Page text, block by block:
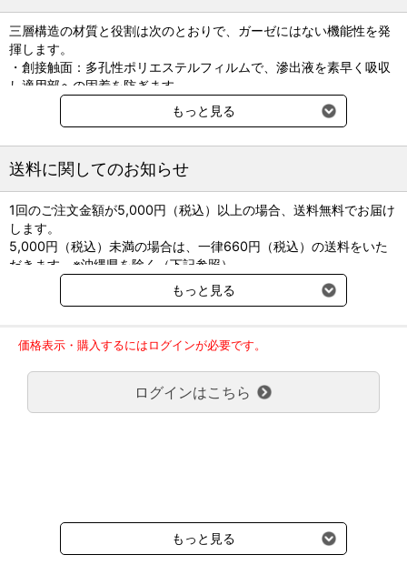
三層構造の材質と役割は次のとおりで、ガーゼにはない機能性を発
揮します。
・創接触面：多孔性ポリエステルフィルムで、滲出液を素早く吸収
し適用部への固着を防ぎます。
・吸収層：コットン/ポリエステル繊維で滲出液等を吸収・保持し漏
れにくくします。
上記のような特徴から、非固着性を活かし、患部に直接貼付する吸
収性一次ドレッシングとして、高い吸収性より補助的な二次ドレッ
シングとして、さらに軟膏処置のカバードレッシングとして様々な
用途にご利用いただけます。
本品は未滅菌品なので好きな形状にカットも可能です。一次ドレッ
シングとして創に貼付される場合は滅菌してご利用ください。
もっと見る
送料に関してのお知らせ
1回のご注文金額が5,000円（税込）以上の場合、送料無料でお届け
します。
5,000円（税込）未満の場合は、一律660円（税込）の送料をいた
だきます。※沖縄県を除く（下記参照）
※2017年11月14日（火）より沖縄県へのお届けにつきましては、1
回のご注文金額（税込）が、30,000円以上で配送無料となります。
ご了承のほどよろしくお願い致します。
弊社都合でお届けが２回以上に分かれる場合の送料負担は、１回分
のみで新たな送料は発生しません。
大型商品送料が必要な商品をご注文の場合は、大型商品送料のみご
負担頂きます。
受けます。
もっと見る
価格表示・購入するにはログインが必要です。
ログインはこちら
もっと見る